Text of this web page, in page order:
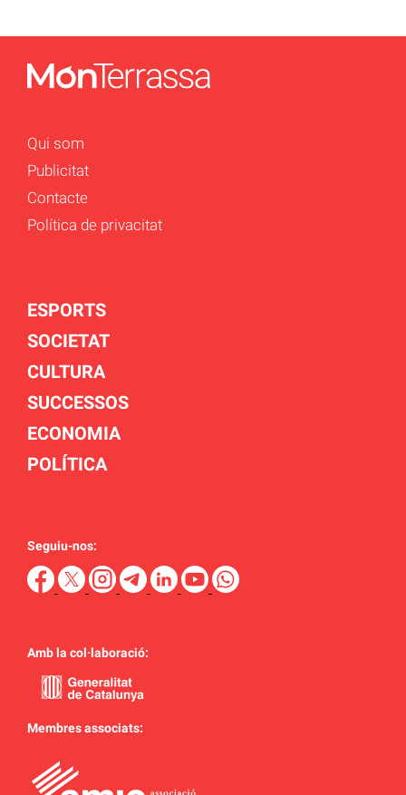
Qui som
Publicitat
Contacte
Política de privacitat
ESPORTS
SOCIETAT
CULTURA
SUCCESSOS
ECONOMIA
POLÍTICA
Seguiu-nos:
Amb la col·laboració:
Membres associats: